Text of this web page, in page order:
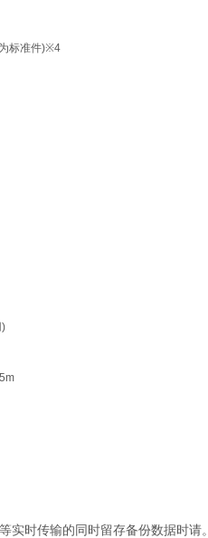
标准件)※4
)
等实时传输的同时留存备份数据时请